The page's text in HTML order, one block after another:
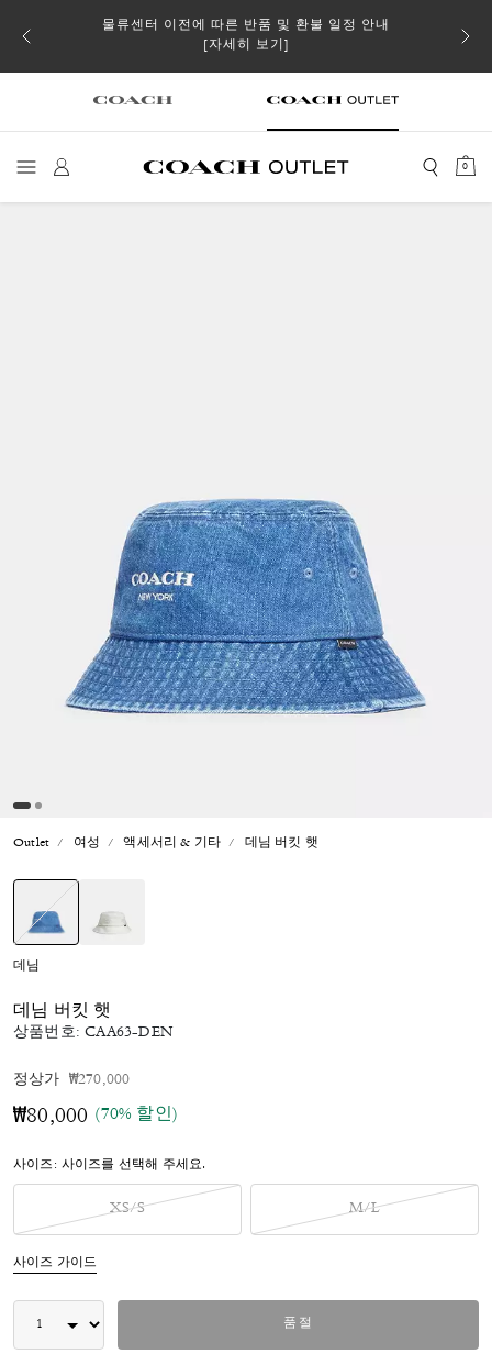
될 수
물류센터 이전에 따른 반품 및 환불 일정 안내
[자세히 보기]
0
Outlet 여성 액세서리 & 기타 데님 버킷 햇
데님
데님 버킷 햇
상품번호:CAA63-DEN
정상가 가격 인하 전
₩270,000인하됨
₩80,000 (70% 할인)
사이즈: 사이즈를 선택해 주세요.
XS/S M/L
사이즈 가이드
품절